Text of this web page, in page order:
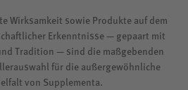
Wirksamkeit sowie Produkte auf dem
Erkenntnisse — gepaart mit
Tradition — sind die maßgebenden
für die außergewöhnliche
von Supplementa.